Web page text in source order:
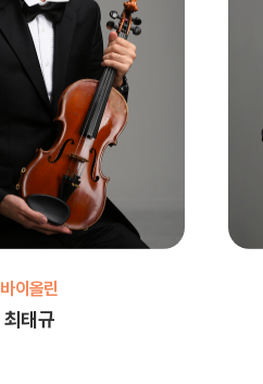
바이올린
최태규